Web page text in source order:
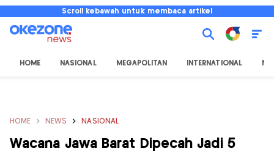
Scroll kebawah untuk membaca artikel
HOME NASIONAL MEGAPOLITAN INTERNATIONAL
HOME NEWS NASIONAL
Wacana Jawa Barat Dipecah Jadi 5